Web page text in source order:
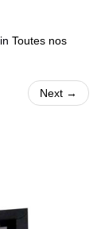
in Toutes nos
Next →